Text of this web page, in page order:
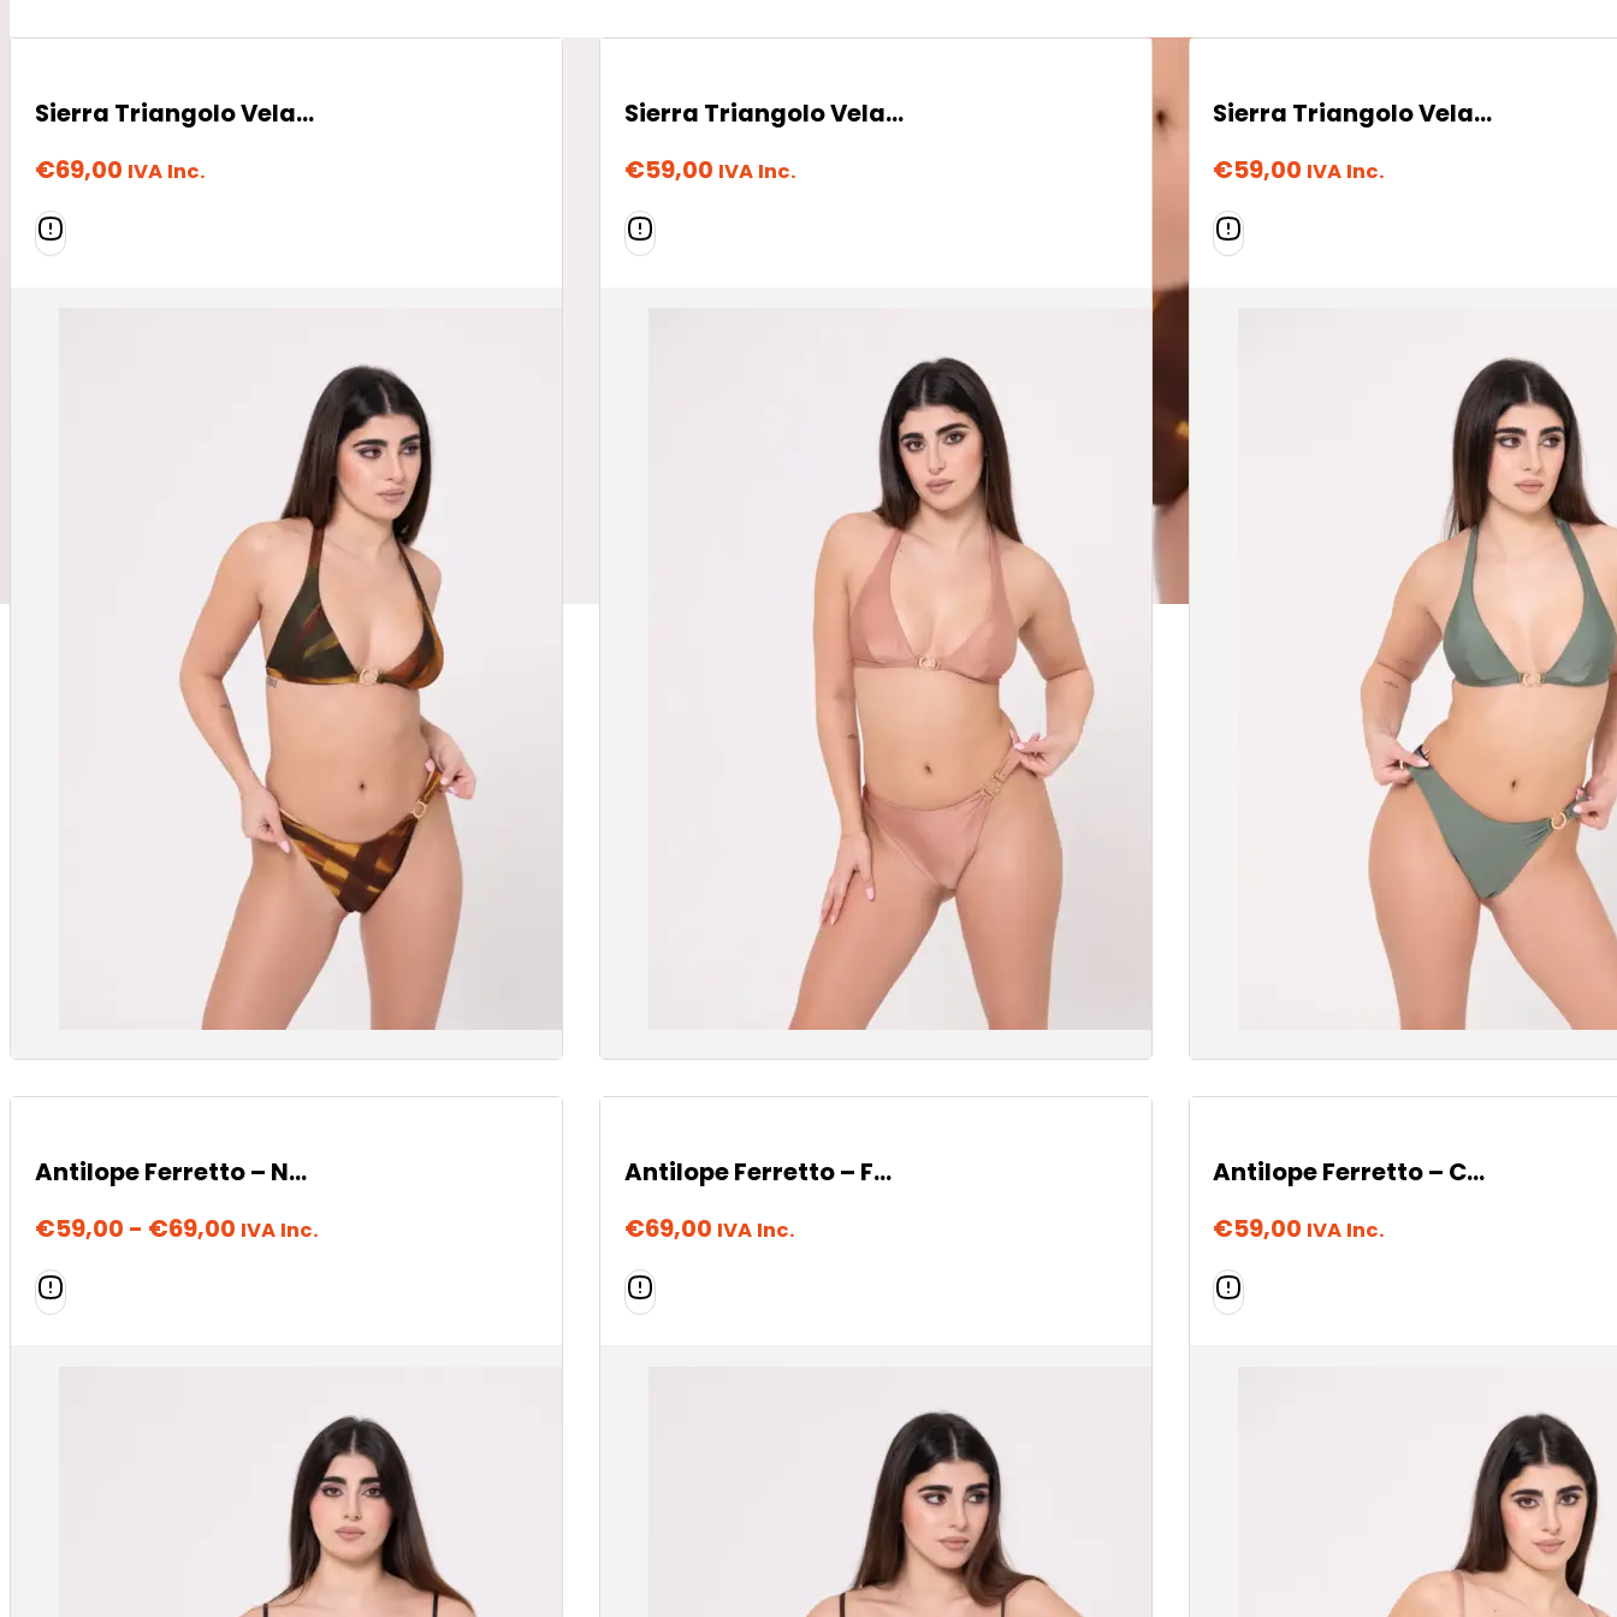
Sierra Triangolo Vela – Fantasia
€69,00 IVA Inc.
Sierra Triangolo Vela – Coffee Cream
€59,00 IVA Inc.
Sierra Triangolo Vela – Army
€59,00 IVA Inc.
Antilope Ferretto – Nero
€59,00 - €69,00Fascia
€69,00
IVA Inc.
Antilope Ferretto – Fantasia
€69,00 IVA Inc.
Antilope Ferretto – Coffee Cream
€59,00 IVA Inc.